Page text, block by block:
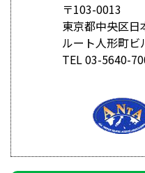
〒103-0013
東京都中央区
ルート人形町ビ
TEL 03-5640-